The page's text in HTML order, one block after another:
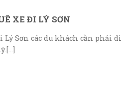
XE ĐI LÝ SƠN
Lý Sơn các du khách cần phải